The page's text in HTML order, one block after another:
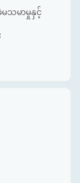
သမာမှုနှင့်